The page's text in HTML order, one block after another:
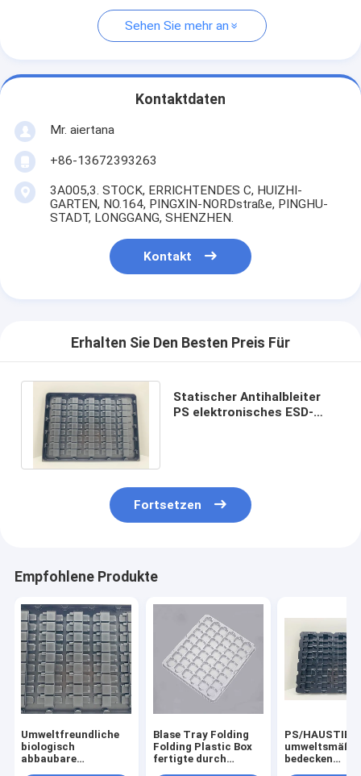
Sehen Sie mehr an
Kontaktdaten
Mr. aiertana
+86-13672393263
3A005,3. STOCK, ERRICHTENDES C, HUIZHI-
GARTEN, NO.164, PINGXIN-NORDstraße, PINGHU-
STADT, LONGGANG, SHENZHEN.
Kontakt
Erhalten Sie Den Besten Preis Für
Statischer Antihalbleiter
PS elektronisches ESD-
Fortsetzen
Empfohlene Produkte
Umweltfreundliche
biologisch
abbaubare
Blase Tray Folding
Folding Plastic Box
fertigte durch
PS/
umweltsmäßig
bedecken